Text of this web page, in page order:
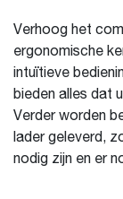
Verhoog het
ergonomische
intuïtieve
bieden alles dat
Verder worden
lader geleverd,
nodig zijn en er